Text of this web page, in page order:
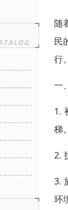
随
民
行
一
1.
梯
2.
3.
环